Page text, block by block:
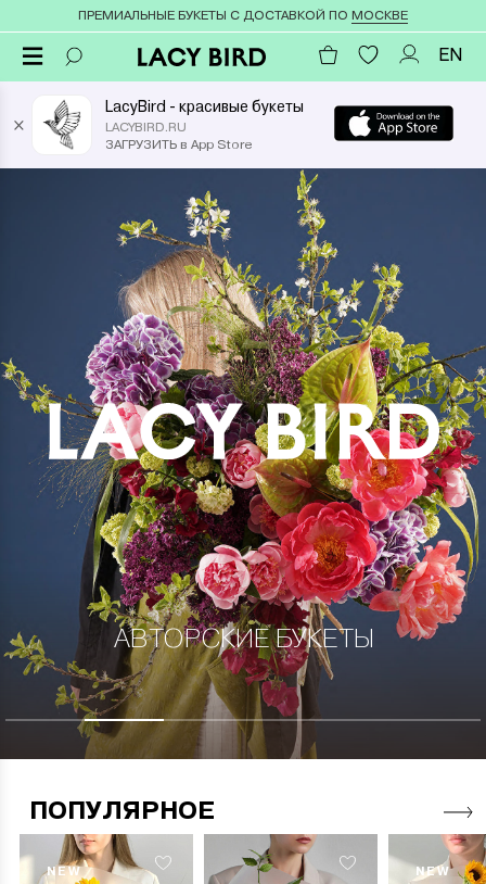
ПРЕМИАЛЬНЫЕ БУКЕТЫ С ДОСТАВКОЙ ПО МОСКВЕ
EN
×
LacyBird - красивые букеты
LACYBIRD.RU
ЗАГРУЗИТЬ в App Store
АВТОРСКИЕ БУКЕТЫ
ПОПУЛЯРНОЕ
NEW NEW